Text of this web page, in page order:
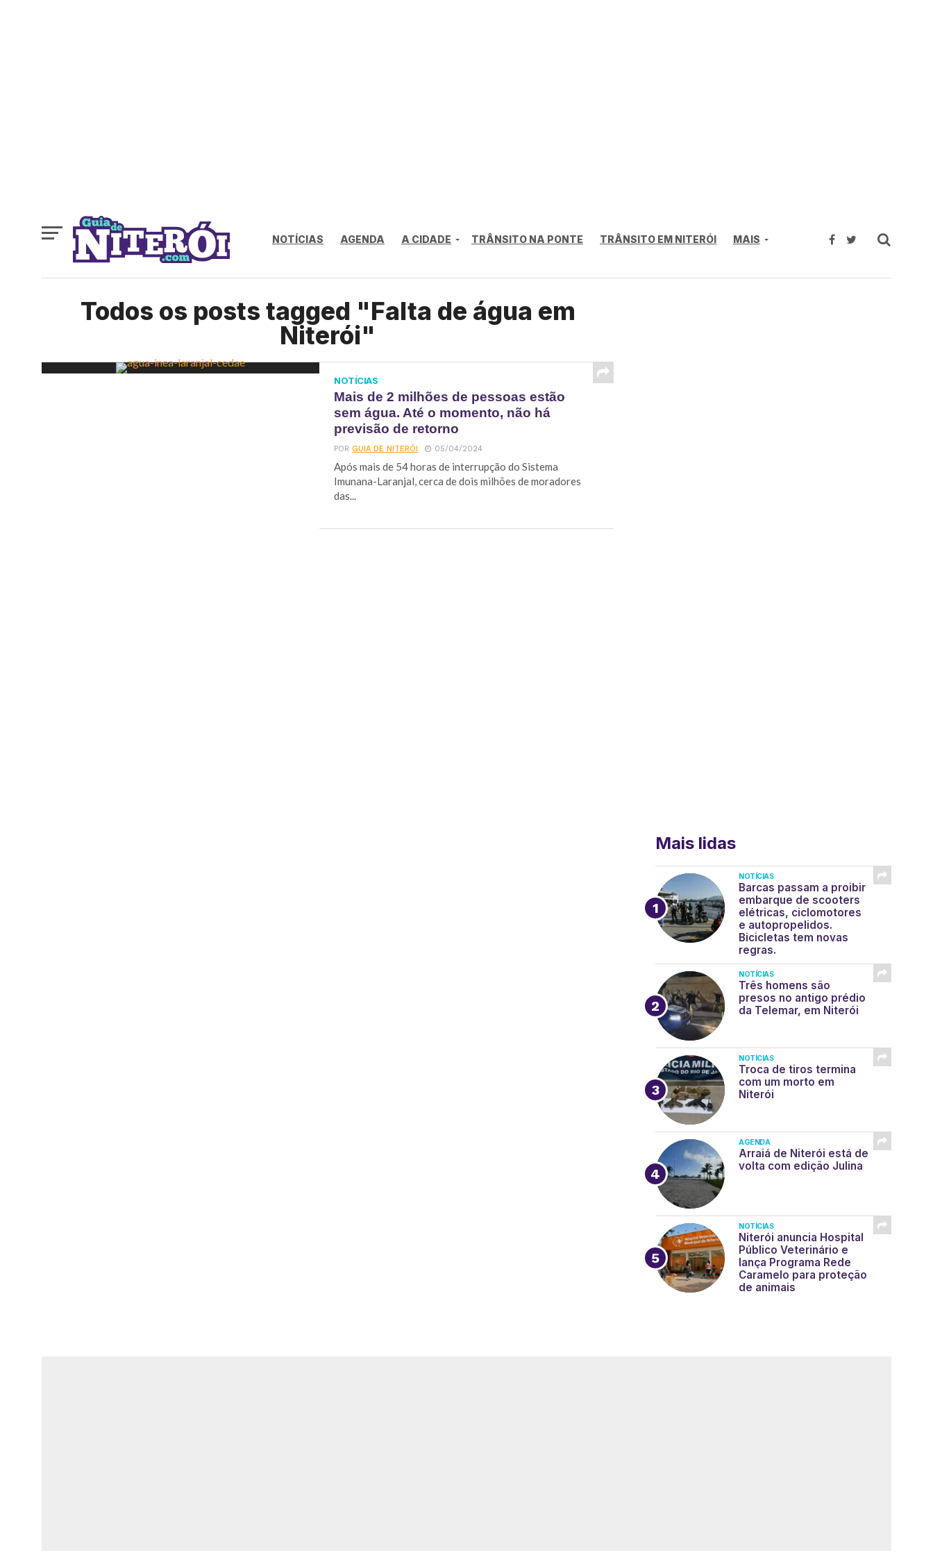
NOTÍCIAS AGENDA A CIDADE TRÂNSITO NA PONTE TRÂNSITO EM NITERÓI MAIS
Todos os posts tagged "Falta de água em
Niterói"
NOTÍCIAS
Mais de 2 milhões de pessoas estão
sem água. Até o momento, não há
previsão de retorno
PORGUIA DE NITERÓI 05/04/2024
Após mais de 54 horas de interrupção do Sistema
Imunana-Laranjal, cerca de dois milhões de moradores
das...
Mais lidas
NOTÍCIAS
Barcas passam a proibir
embarque de scooters
elétricas, ciclomotores
e autopropelidos.
Bicicletas tem novas
regras.
NOTÍCIAS
Três homens são
presos no antigo prédio
da Telemar, em Niterói
NOTÍCIAS
Troca de tiros termina
com um morto em
Niterói
AGENDA
Arraiá de Niterói está de
volta com edição Julina
NOTÍCIAS
Niterói anuncia Hospital
Público Veterinário e
lança Programa Rede
Caramelo para proteção
de animais